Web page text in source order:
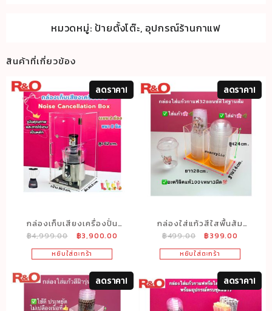
หมวดหมู่: ป้ายตั้งโต๊ะ, อุปกรณ์ร้านกาแฟ
สินค้าที่เกี่ยวข้อง
ลดราคา!
กล่องเก็บเสียงเครื่องปั่น
หนา8มิลรุ่นมีฝาเปิดด้าน
หน้า2ช่อง
฿4,999.00
Original
price
was:
฿4,999.00.
฿3,900.00
฿3,900.00.
หยิบใส่ตะกร้า
ลดราคา!
กล่องใส่แก้วสีใสพื้นส้ม
ขนาด32ออนซ์แบบ2ช่อง
ขนาด
กว้าง28xลึก14xสูง24cm.
฿499.00
Original
price
was:
฿499.00.
฿399.00
price
is:
฿
หยิบใส่ตะกร้า
ลดราคา! ลดราคา!